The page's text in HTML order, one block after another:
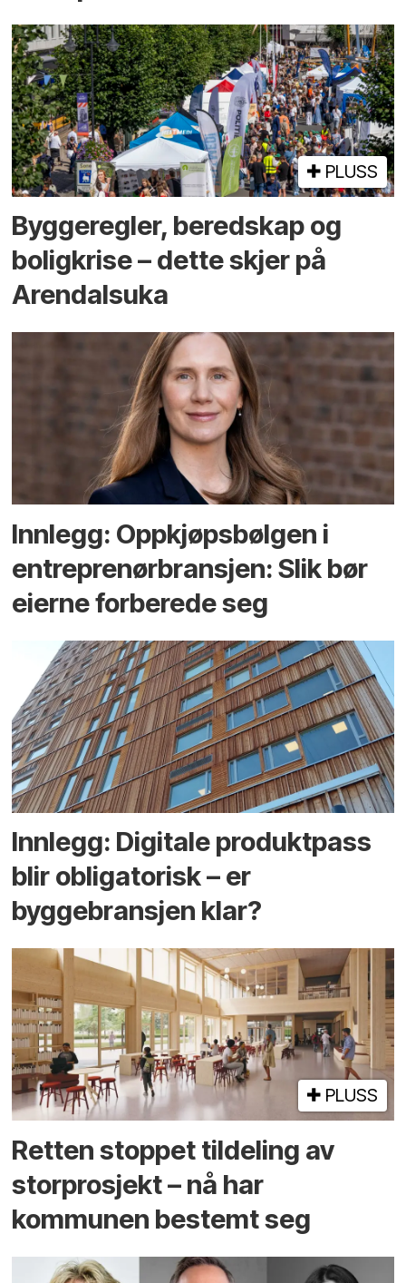
PLUSS
Bygge­regler, beredskap og
bolig­krise – dette skjer på
Arendals­uka
Innlegg: Oppkjøps­bølgen i
entreprenør­bransjen: Slik bør
eierne forberede seg
Innlegg: Digitale produktpass
blir obligatorisk – er
byggebransjen klar?
PLUSS
Retten stoppet tildeling av
storprosjekt – nå har
kommunen bestemt seg